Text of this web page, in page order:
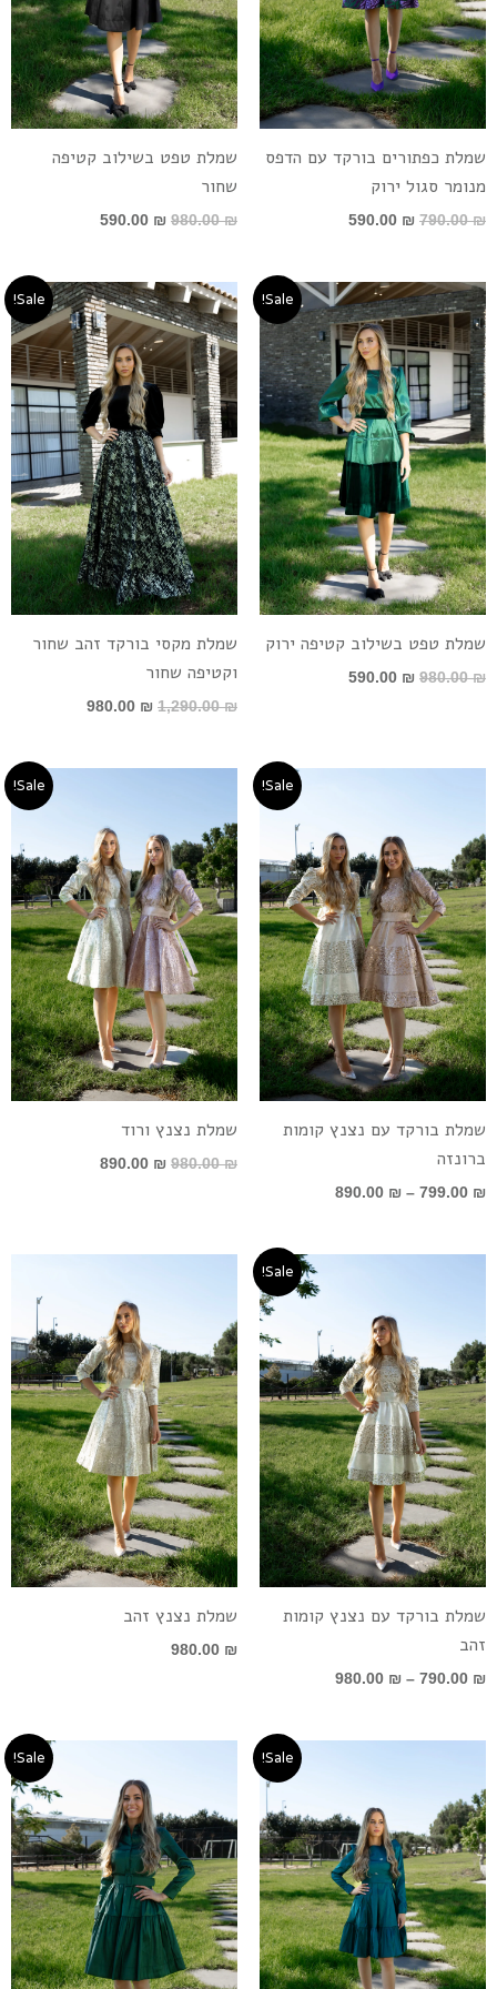
שמלת כפתורים בורקד עם הדפס
מנומר סגול ירוק
790.00₪
590.00 ₪
שמלת טפט בשילוב קטיפה
שחור
980.00₪
590.00 ₪
Sale!
שמלת טפט בשילוב קטיפה ירוק
980.00₪
המחיר
המקורי
היה:
980.00 ₪.
590.00 ₪
המחיר
הנוכחי
הוא:
590.00 ₪.
Sale!
שמלת מקסי בורקד זהב שחור
וקטיפה שחור
1,290.00₪
המחיר
המקורי
היה:
1,290.00 ₪.
980.00 ₪
המחיר
הנוכחי
הוא:
980.00 ₪.
Sale!
שמלת בורקד עם נצנץ קומות
ברונזה
799.00 ₪
–
890.00 ₪
מחירים:
עד
Sale!
שמלת נצנץ ורוד
980.00₪
980.00 ₪.
890.00 ₪
890.00 ₪.
Sale!
שמלת בורקד עם נצנץ קומות
זהב
790.00 ₪
–
980.00 ₪
טווח
מחירים:
שמלת נצנץ זהב
980.00 ₪
Sale!
890.00 ₪.
790.00 ₪.
Sale!
היה:
790.00 ₪.
690.00 ₪.